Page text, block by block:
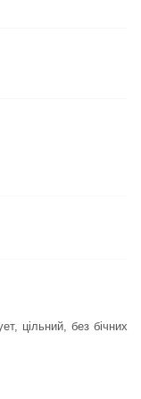
цільний, без бічних